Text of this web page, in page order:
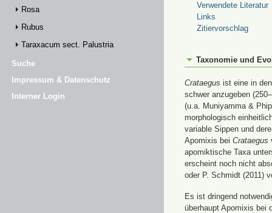
Rosa
Rubus
Taraxacum sect. Palustria
Suche
Impressum & Datenschutz
Interner Login
Verwendete Literatur
Links
Zitiervorschlag
Taxonomie und
Crataegus ist eine in
schwer anzugeben
(u.a. Muniyamma &
morphologisch
variable Sippen und
Apomixis bei Crataegus
apomiktische Taxa
erscheint noch nicht
oder P. Schmidt (2011)
Es ist dringend
überhaupt Apomixis bei